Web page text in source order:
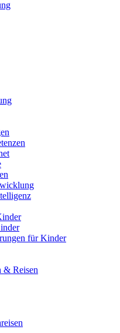
für Kinder
& Reisen